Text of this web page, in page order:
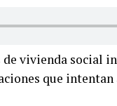
vivienda social
que intentan